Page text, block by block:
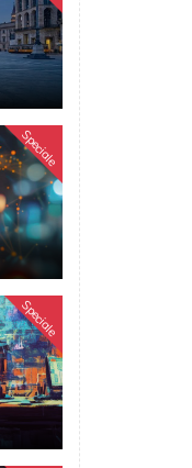
Speciale
Speciale